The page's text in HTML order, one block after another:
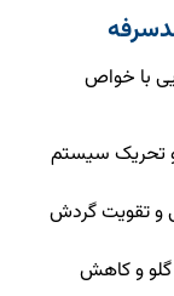
با خواص
و تحریک سیستم
و تقویت گردش
گلو و کاهش